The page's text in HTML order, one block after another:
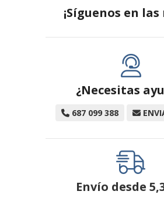
¡Síguenos en las
¿Necesitas
687 099 388
Envío desde